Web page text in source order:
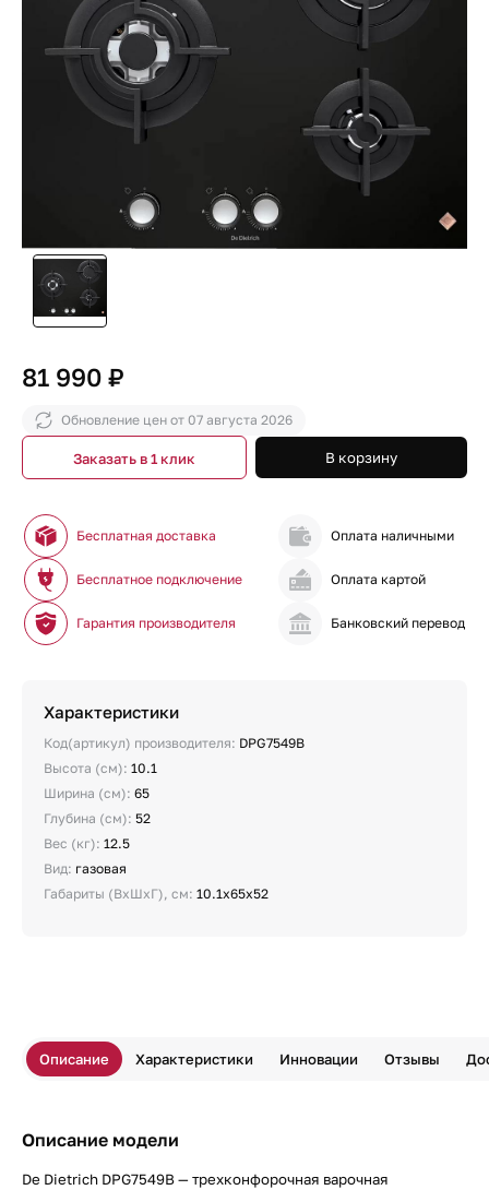
81 990 ₽
Обновление цен от 07 августа 2026
В корзину
Заказать в 1 клик
Бесплатная доставка
Бесплатное подключение
Гарантия производителя
Оплата наличными
Оплата картой
Банковский перевод
Характеристики
Код(артикул) производителя: DPG7549B
Высота (см): 10.1
Ширина (см): 65
Глубина (см): 52
Вес (кг): 12.5
Вид: газовая
Габариты (ВхШхГ), см: 10.1x65x52
Описание Характеристики Инновации Отзывы
Описание модели
De Dietrich DPG7549B — трехконфорочная варочная